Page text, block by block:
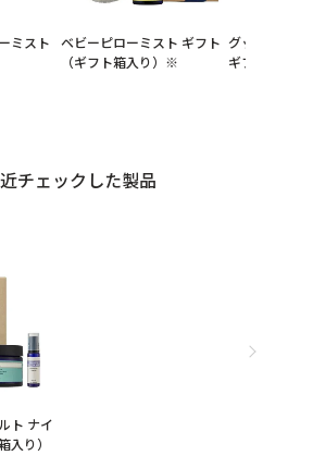
ミスト
ベビーピローミスト ギフト
（ギフト箱入り）※
グッドナイト
ギフト（ギ
チェックした製品
ト ナイ
入り）